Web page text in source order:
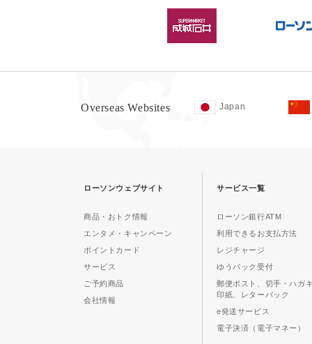
Overseas Websites Japan
ローソンウェブサイト
商品・おトク情報
エンタメ・キャンペーン
ポイントカード
サービス
ご予約商品
会社情報
サービス一覧
ローソン銀行ATM
利用できるお支払方法
レジチャージ
ゆうパック受付
郵便ポスト、切手・ハガ
印紙、レターパック
e発送サービス
電子決済（電子マネー）